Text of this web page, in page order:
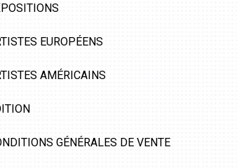
EUROPÉENS
AMÉRICAINS
GÉNÉRALES DE VENTE